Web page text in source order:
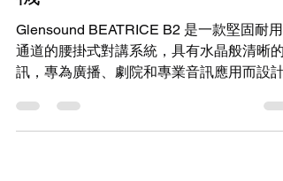
– 雙通道腰掛式網路對講
機
通道的腰掛式對講系統，具有水晶般清晰的
訊，專為廣播、劇院和專業音訊應用而設計